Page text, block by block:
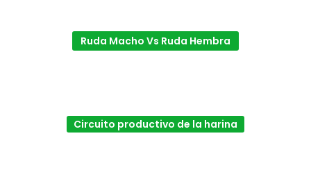
Ruda Macho Vs Ruda Hembra
Circuito productivo de la harina